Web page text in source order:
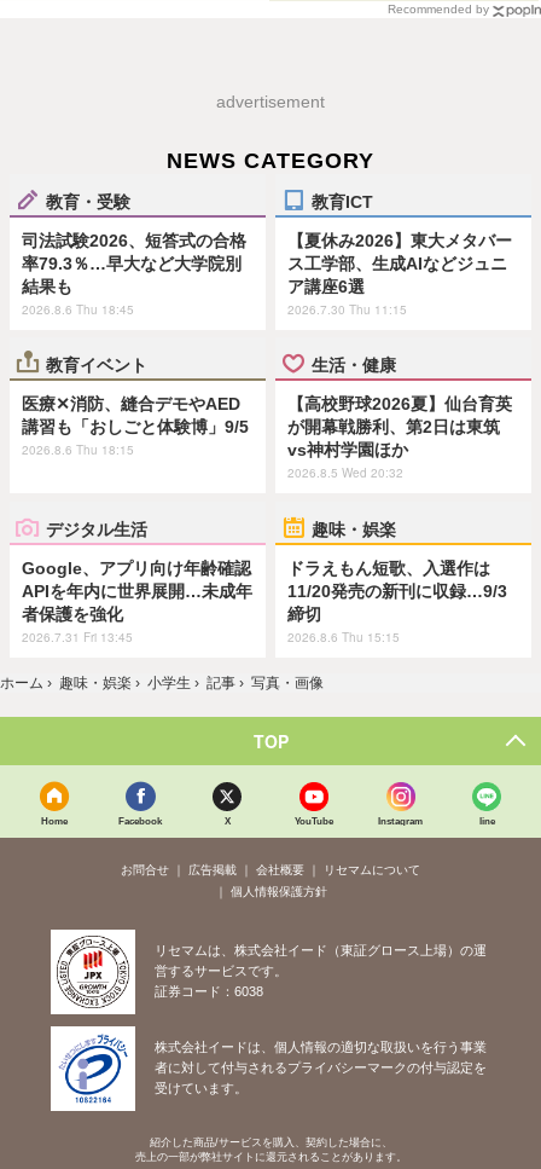
Recommended by
advertisement
NEWS CATEGORY
教育・受験
司法試験2026、短答式の合格
率79.3％…早大など大学院別
結果も
2026.8.6 Thu 18:45
教育ICT
【夏休み2026】東大メタバー
ス工学部、生成AIなどジュニ
ア講座6選
2026.7.30 Thu 11:15
教育イベント
医療✕消防、縫合デモやAED
講習も「おしごと体験博」9/5
2026.8.6 Thu 18:15
生活・健康
【高校野球2026夏】仙台育英
が開幕戦勝利、第2日は東筑
vs神村学園ほか
2026.8.5 Wed 20:32
デジタル生活
Google、アプリ向け年齢確認
APIを年内に世界展開…未成年
者保護を強化
2026.7.31 Fri 13:45
趣味・娯楽
ドラえもん短歌、入選作は
11/20発売の新刊に収録…9/3
締切
2026.8.6 Thu 15:15
ホーム › 趣味・娯楽 › 小学生 › 記事 › 写真・画像
TOP
Home Facebook X YouTube Instagram line
お問合せ 広告掲載 会社概要
リセマムについて
個人情報保護方針
リセマムは、株式会社イード（東証グロース上場）の運
営するサービスです。
証券コード：6038
株式会社イードは、個人情報の適切な取扱いを行う事業
者に対して付与されるプライバシーマークの付与認定を
受けています。
紹介した商品/サービスを購入、契約した場合に、
売上の一部が弊社サイトに還元されることがあります。